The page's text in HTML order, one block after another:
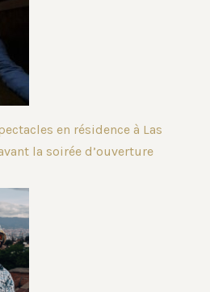
en résidence à Las
la soirée d’ouverture